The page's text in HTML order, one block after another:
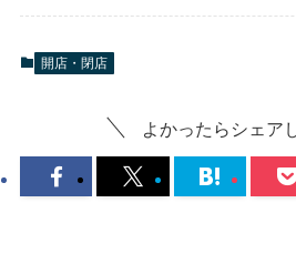
開店・閉店
よかったらシェア